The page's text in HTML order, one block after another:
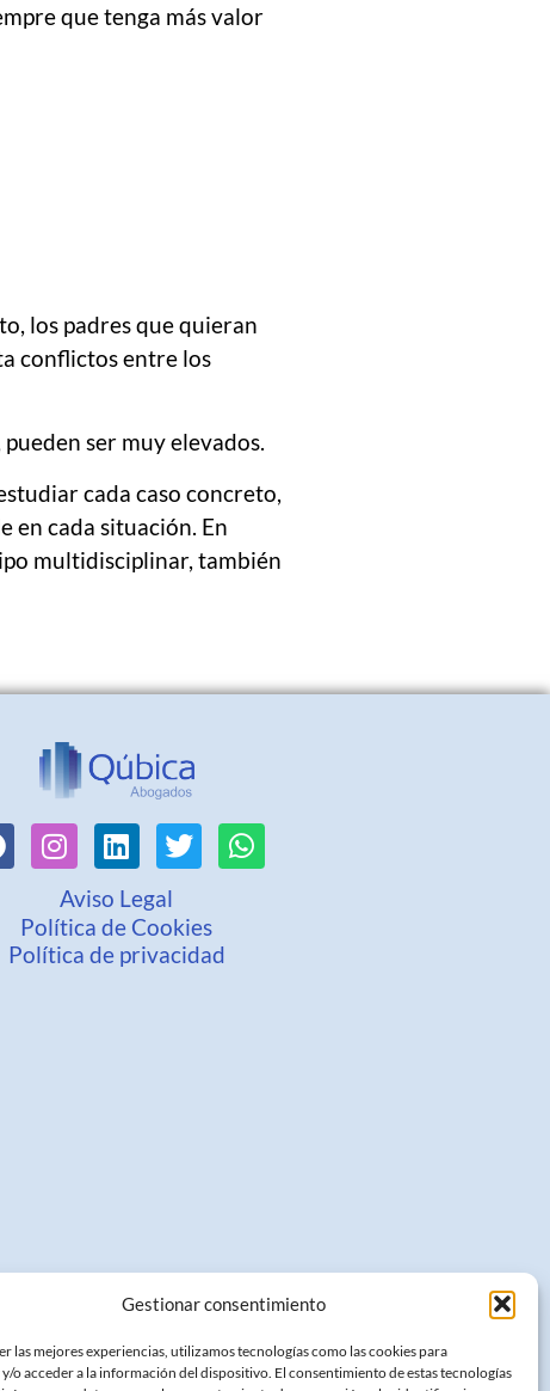
Gestionar consentimiento
las mejores experiencias, utilizamos tecnologías como las cookies para
o acceder a la información del dispositivo. El consentimiento de estas tecnologías
que tenga más valor
los padres que quieran
conflictos entre los
ser muy elevados.
cada caso concreto,
en cada situación. En
multidisciplinar, también
Aviso Legal
Política de Cookies
Política de privacidad